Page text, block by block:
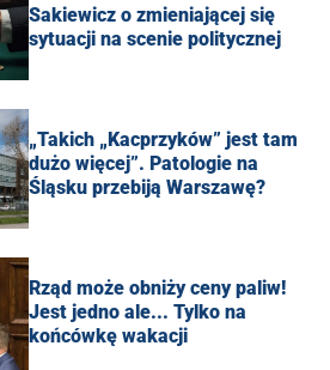
Sakiewicz o zmieniającej się
sytuacji na scenie politycznej
„Takich „Kacprzyków” jest tam
dużo więcej”. Patologie na
Śląsku przebiją Warszawę?
Rząd może obniży ceny paliw!
Jest jedno ale... Tylko na
końcówkę wakacji